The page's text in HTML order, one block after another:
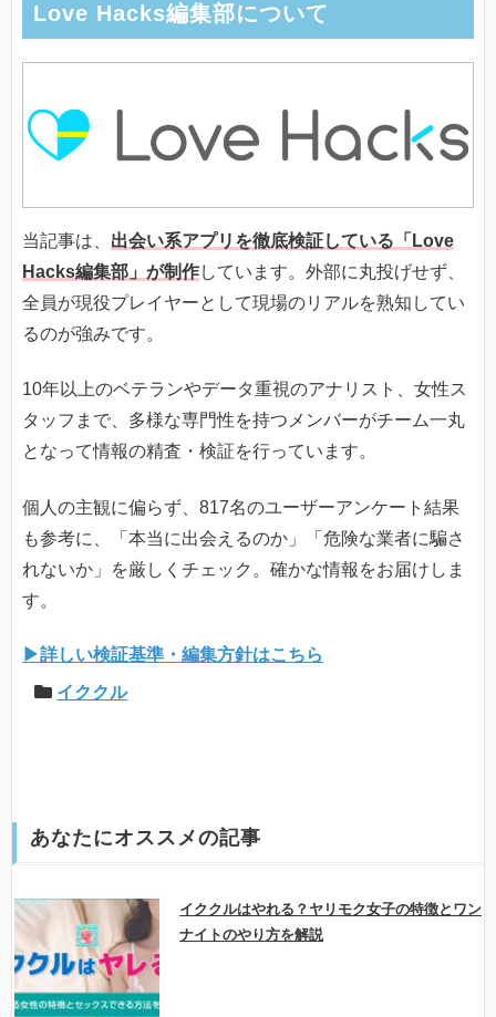
Love Hacks編集部について
当記事は、 出会い系アプリを徹底検証している「Love
Hacks編集部」が制作しています。外部に丸投げせず、
全員が現役プレイヤーとして現場のリアルを熟知してい
るのが強みです。
10年以上のベテランやデータ重視のアナリスト、女性ス
タッフまで、多様な専門性を持つメンバーがチーム一丸
となって情報の精査・検証を行っています。
個人の主観に偏らず、817名のユーザーアンケート結果
も参考に、「本当に出会えるのか」「危険な業者に騙さ
れないか」を厳しくチェック。確かな情報をお届けしま
す。
▶詳しい検証基準・編集方針はこちら
イククル
あなたにオススメの記事
イククルはやれる？ヤリモク女子の特徴とワン
ナイトのやり方を解説